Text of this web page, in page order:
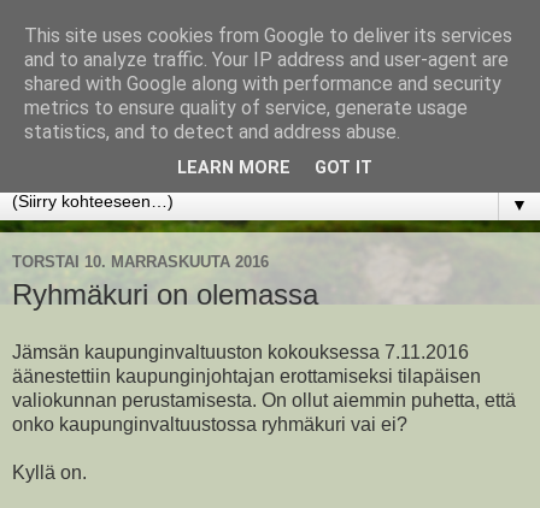
www.jyrkikokko.fi
Uusi Suunta - Jokainen hetki tarjoaa tilaisuuden muuttaa
▼
TORSTAI 10. MARRASKUUTA 2016
Ryhmäkuri on olemassa
Jämsän kaupunginvaltuuston kokouksessa 7.11.2016
äänestettiin kaupunginjohtajan erottamiseksi tilapäisen
valiokunnan perustamisesta. On ollut aiemmin puhetta, että
onko kaupunginvaltuustossa ryhmäkuri vai ei?
Kyllä on.
This site uses cookies from Google to deliver its services
and to analyze traffic. Your IP address and user-agent are
shared with Google along with performance and security
metrics to ensure quality of service, generate usage
statistics, and to detect and address abuse.
LEARN MORE GOT IT